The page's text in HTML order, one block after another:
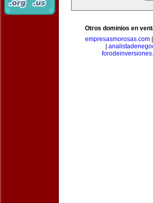
Otros dominios en
empresasmorosas.com